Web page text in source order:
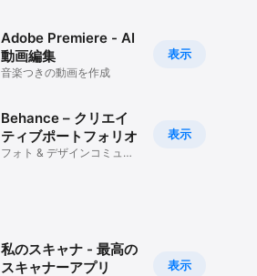
表示
Adobe Premiere - AI
動画編集
音楽つきの動画を作成
表示
Behance – クリエイ
ティブポートフォリオ
フォト & デザインコミュニ
表示
私のスキャナ - 最高の
スキャナーアプリ